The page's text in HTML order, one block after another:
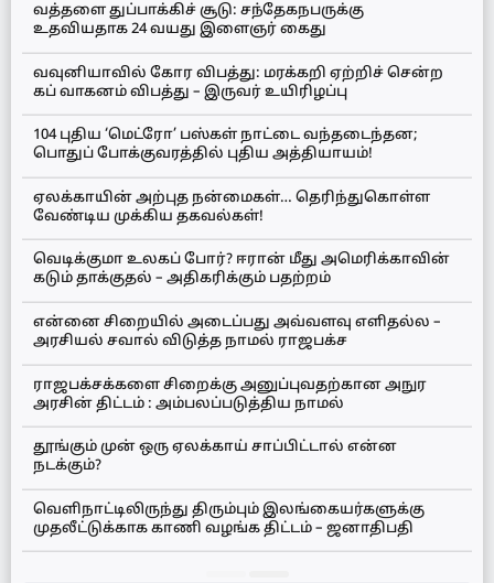
வத்தளை துப்பாக்கிச் சூடு: சந்தேகநபருக்கு
உதவியதாக 24 வயது இளைஞர் கைது
வவுனியாவில் கோர விபத்து: மரக்கறி ஏற்றிச் சென்ற
கப் வாகனம் விபத்து – இருவர் உயிரிழப்பு
104 புதிய ‘மெட்ரோ’ பஸ்கள் நாட்டை வந்தடைந்தன;
பொதுப் போக்குவரத்தில் புதிய அத்தியாயம்!
ஏலக்காயின் அற்புத நன்மைகள்… தெரிந்துகொள்ள
வேண்டிய முக்கிய தகவல்கள்!
வெடிக்குமா உலகப் போர்? ஈரான் மீது அமெரிக்காவின்
கடும் தாக்குதல் – அதிகரிக்கும் பதற்றம்
என்னை சிறையில் அடைப்பது அவ்வளவு எளிதல்ல –
அரசியல் சவால் விடுத்த நாமல் ராஜபக்ச
ராஜபக்சக்களை சிறைக்கு அனுப்புவதற்கான அநுர
அரசின் திட்டம் : அம்பலப்படுத்திய நாமல்
தூங்கும் முன் ஒரு ஏலக்காய் சாப்பிட்டால் என்ன
நடக்கும்?
வெளிநாட்டிலிருந்து திரும்பும் இலங்கையர்களுக்கு
முதலீட்டுக்காக காணி வழங்க திட்டம் – ஜனாதிபதி